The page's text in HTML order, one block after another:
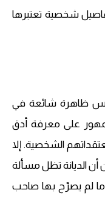
شخصية تعتبرها
ظاهرة شائعة في
على معرفة أدق
الشخصية. إلا
الديانة تظل مسألة
ما لم يصرّح بها صاحب